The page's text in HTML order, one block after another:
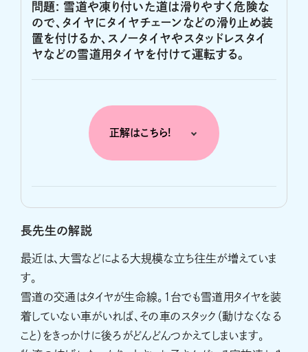
問題: 雪道や凍り付いた道は滑りやすく危険な
ので、タイヤにタイヤチェーンなどの滑り止め装
置を付けるか、スノータイヤやスタッドレスタイ
ヤなどの雪道用タイヤを付けて運転する。
正解はこちら!
長先生の解説
最近は、大雪などによる大規模な立ち往生が増えていま
す。
雪道の交通はタイヤが生命線。1台でも雪道用タイヤを装
着していない車がいれば、その車のスタック（動けなくなる
こと）をきっかけに後ろがどんどんつかえてしまいます。